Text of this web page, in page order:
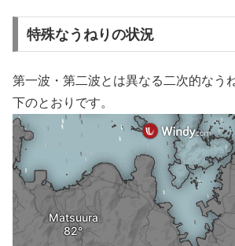
特殊なうねりの状況
第一波・第二波とは異なる二次的なう
下のとおりです。